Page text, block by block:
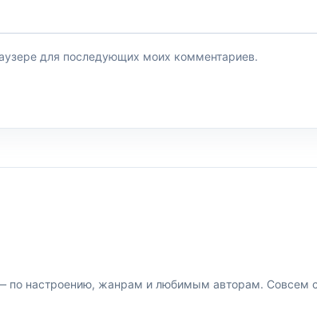
для последующих моих комментариев.
настроению, жанрам и любимым авторам. Совсем